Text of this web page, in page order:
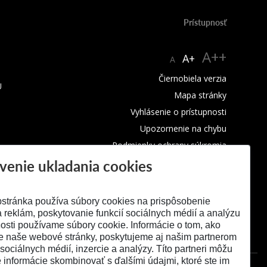
Prístupnosť
A A+ A++
Čiernobiela verzia
Mapa stránky
Vyhlásenie o prístupnosti
Upozornenie na chybu
Podmienky ochrany súkromia
ukladania cookies
používa súbory cookies na prispôsobenie
reklám, poskytovanie funkcií sociálnych médií a analýzu
používame súbory cookie. Informácie o tom, ako
naše webové stránky, poskytujeme aj našim partnerom
médií, inzercie a analýzy. Títo partneri môžu
informácie skombinovať s ďalšími údajmi, ktoré ste im